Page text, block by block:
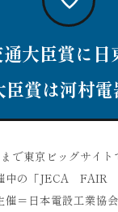
大臣賞に日
臣賞は河村
で東京ビッグサイト
中の「JECA FAIR
催＝日本電設工業協